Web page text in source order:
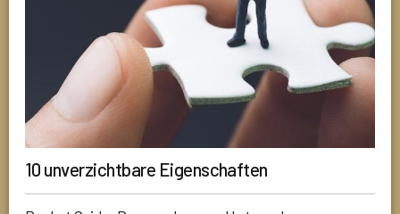
10 unverzichtbare Eigenschaften